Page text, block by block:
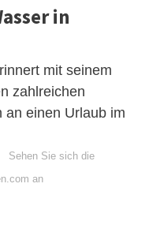
in
mit seinem
zahlreichen
an einen Urlaub im
Sehen Sie sich die
an